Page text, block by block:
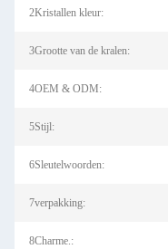
2Kristallen kleur:
3Grootte van de kralen:
4OEM & ODM:
5Stijl:
6Sleutelwoorden:
7verpakking:
8Charme.: